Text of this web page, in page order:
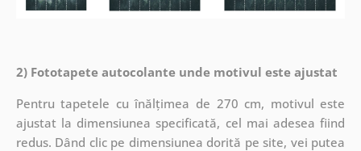
2) Fototapete autocolante unde motivul este ajustat
Pentru tapetele cu înălțimea de 270 cm, motivul este
ajustat la dimensiunea specificată, cel mai adesea fiind
redus. Dând clic pe dimensiunea dorită pe site, vei putea